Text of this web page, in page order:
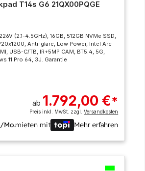
T14s G6 21QX00PQGE
(2.1-4.5GHz), 16GB, 512GB NVMe SSD,
Anti-glare, Low Power, Intel Arc
USB-C/TB, IR+5MP CAM, BT5.4, 5G,
11 Pro 64, 3J. Garantie
ab 1.792,00 €*
Preis inkl. MwSt. zzgl.Versandkosten
Mo.mieten mit Mehr erfahren